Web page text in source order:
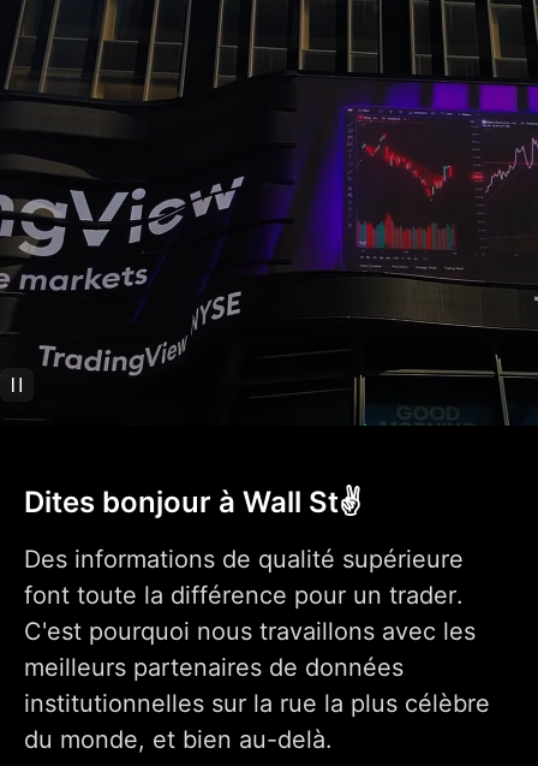
Connexions
simultanées de
graphiques
Bar Replay
Données historiques
par jour et par
période
Tout Tout
Données historiques
par minute
180 jours 365 jours
Données historiques
par seconde
Données historiques
par tick
Relecture des
indicateurs
400+ indicateurs
pré-intégrés les plus
populaires
100K+ indicateurs
conçus par la
communauté
Indicateur sur
indicateur
Dites bonjour à Wall St✌️
Des informations de qualité supérieure
font toute la différence pour un trader.
C'est pourquoi nous travaillons avec les
meilleurs partenaires de données
institutionnelles sur la rue la plus célèbre
du monde, et bien au-delà.